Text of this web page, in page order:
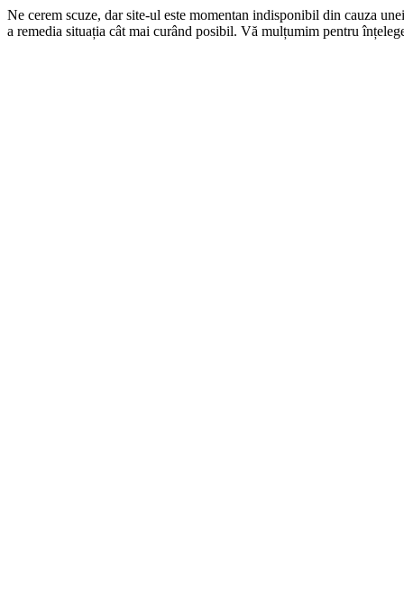
Ne cerem scuze, dar site-ul este momentan indisponibil din cauza
a remedia situația cât mai curând posibil. Vă mulțumim pentru